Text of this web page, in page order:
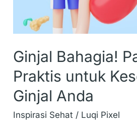
Ginjal Bahagia!
Praktis untuk
Ginjal Anda
Inspirasi Sehat / Luqi Pixel
Anda